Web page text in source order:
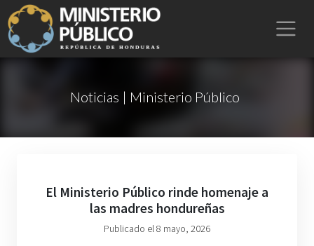
Noticias | Ministerio Público
El Ministerio Público rinde homenaje a
las madres hondureñas
Publicado el 8 mayo, 2026